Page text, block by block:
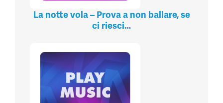
La notte vola – Prova a non ballare, se
ci riesci…